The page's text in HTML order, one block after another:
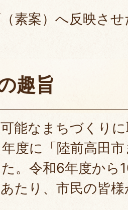
案）へ反映させ
趣旨
能なまちづくり
度に「陸前高田
。令和6年度から
たり、市民の皆